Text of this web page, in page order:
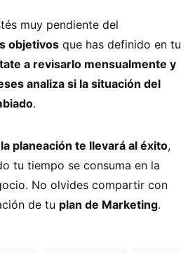
muy pendiente del
objetivos que has definido en tu
a revisarlo mensualmente y
analiza si la situación del
.
planeación te llevará al éxito,
tu tiempo se consuma en la
No olvides compartir con
de tu plan de Marketing.